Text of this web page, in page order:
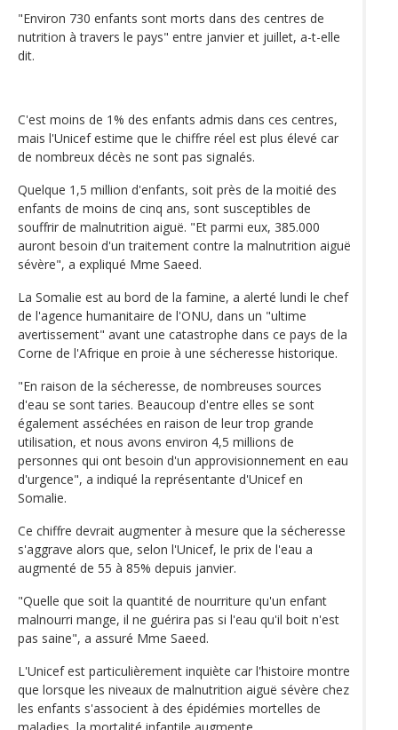
"Environ 730 enfants sont morts dans des centres de
nutrition à travers le pays" entre janvier et juillet, a-t-elle
dit.
C'est moins de 1% des enfants admis dans ces centres,
mais l'Unicef estime que le chiffre réel est plus élevé car
de nombreux décès ne sont pas signalés.
Quelque 1,5 million d'enfants, soit près de la moitié des
enfants de moins de cinq ans, sont susceptibles de
souffrir de malnutrition aiguë. "Et parmi eux, 385.000
auront besoin d'un traitement contre la malnutrition aiguë
sévère", a expliqué Mme Saeed.
La Somalie est au bord de la famine, a alerté lundi le chef
de l'agence humanitaire de l'ONU, dans un "ultime
avertissement" avant une catastrophe dans ce pays de la
Corne de l'Afrique en proie à une sécheresse historique.
"En raison de la sécheresse, de nombreuses sources
d'eau se sont taries. Beaucoup d'entre elles se sont
également asséchées en raison de leur trop grande
utilisation, et nous avons environ 4,5 millions de
personnes qui ont besoin d'un approvisionnement en eau
d'urgence", a indiqué la représentante d'Unicef en
Somalie.
Ce chiffre devrait augmenter à mesure que la sécheresse
s'aggrave alors que, selon l'Unicef, le prix de l'eau a
augmenté de 55 à 85% depuis janvier.
"Quelle que soit la quantité de nourriture qu'un enfant
malnourri mange, il ne guérira pas si l'eau qu'il boit n'est
pas saine", a assuré Mme Saeed.
L'Unicef est particulièrement inquiète car l'histoire montre
que lorsque les niveaux de malnutrition aiguë sévère chez
les enfants s'associent à des épidémies mortelles de